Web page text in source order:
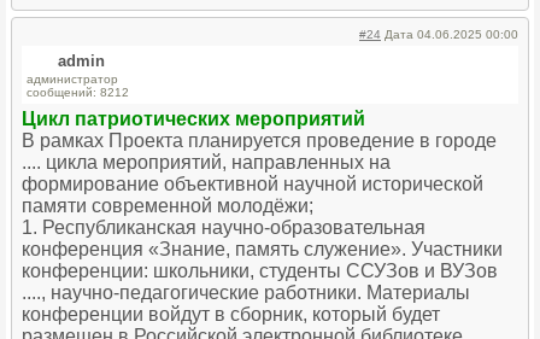
#24 Дата 04.06.2025 00:00
admin
администратор
сообщений: 8212
Цикл патриотических мероприятий
В рамках Проекта планируется проведение в городе
.... цикла мероприятий, направленных на
формирование объективной научной исторической
памяти современной молодёжи;
1. Республиканская научно-образовательная
конференция «Знание, память служение». Участники
конференции: школьники, студенты ССУЗов и ВУЗов
...., научно-педагогические работники. Материалы
конференции войдут в сборник, который будет